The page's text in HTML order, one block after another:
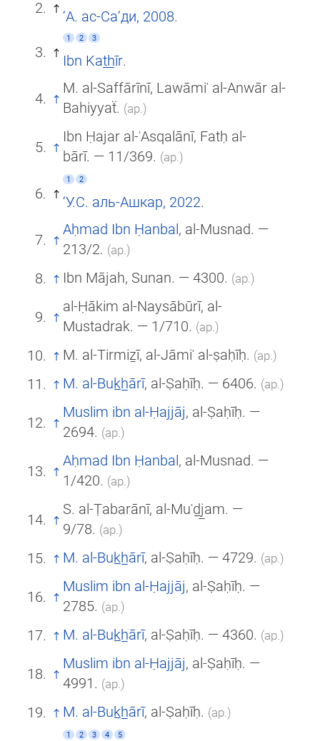
‘А. ас-Са‘ди, 2008.
1 2 3
Ibn Kat̲h̲īr.
M. al-Saffārīnī, Lawāmiʿ al-Anwār al-
Bahiyyaẗ. (ар.)
Ibn Ḥajar al-ʿAsqalānī, Fatḥ al-
bārī. — 11/369. (ар.)
1 2
‘У.С. аль-Ашкар, 2022.
Aḥmad Ibn Ḥanbal, al-Musnad. —
213/2. (ар.)
Ibn Mājah, Sunan. — 4300. (ар.)
al-Ḥākim al-Naysābūrī, al-
Mustadrak. — 1/710. (ар.)
M. al-Tirmiẕī, al-Jāmiʿ al-ṣaḥīḥ. (ар.)
M. al-Buk̲h̲ārī, al-Ṣaḥīḥ. — 6406. (ар.)
Muslim ibn al-Ḥajjāj, al-Ṣaḥīḥ. —
2694. (ар.)
Aḥmad Ibn Ḥanbal, al-Musnad. —
1/420. (ар.)
S. al-Ṭabarānī, al-Muʿd̲j̲am. —
9/78. (ар.)
M. al-Buk̲h̲ārī, al-Ṣaḥīḥ. — 4729. (ар.)
Muslim ibn al-Ḥajjāj, al-Ṣaḥīḥ. —
2785. (ар.)
M. al-Buk̲h̲ārī, al-Ṣaḥīḥ. — 4360. (ар.)
Muslim ibn al-Ḥajjāj, al-Ṣaḥīḥ. —
4991. (ар.)
M. al-Buk̲h̲ārī, al-Ṣaḥīḥ. (ар.)
1 2 3 4 5